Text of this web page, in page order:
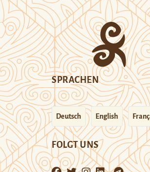
SPRACHEN
Deutsch English
FOLGT UNS